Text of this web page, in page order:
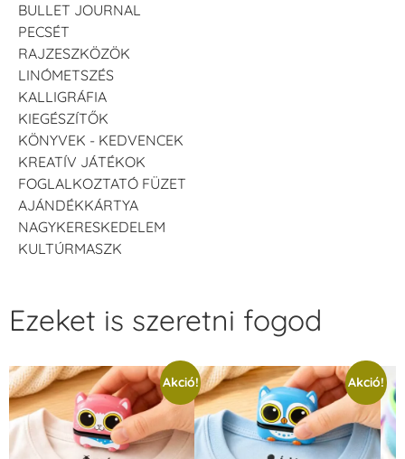
BULLET JOURNAL
PECSÉT
RAJZESZKÖZÖK
LINÓMETSZÉS
KALLIGRÁFIA
KIEGÉSZÍTŐK
KÖNYVEK - KEDVENCEK
KREATÍV JÁTÉKOK
FOGLALKOZTATÓ FÜZET
AJÁNDÉKKÁRTYA
NAGYKERESKEDELEM
KULTÚRMASZK
Ezeket is szeretni fogod
Akció! Akció!